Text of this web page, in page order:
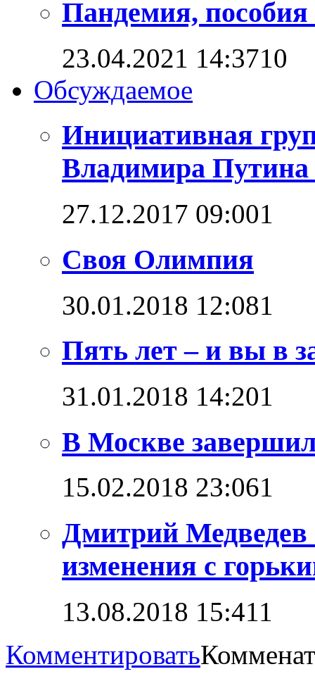
Пандемия, пособия
23.04.2021 14:3710
Обсуждаемое
Инициативная
Владимира Путина
27.12.2017 09:001
Своя Олимпия
30.01.2018 12:081
Пять лет – и вы в
31.01.2018 14:201
В Москве
15.02.2018 23:061
Дмитрий Медведев
изменения с
13.08.2018 15:411
Комментировать